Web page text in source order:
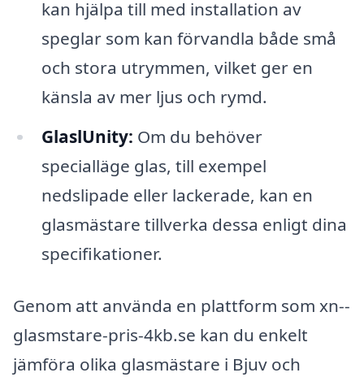
kan hjälpa till med installation av
speglar som kan förvandla både små
och stora utrymmen, vilket ger en
känsla av mer ljus och rymd.
GlaslUnity: Om du behöver
specialläge glas, till exempel
nedslipade eller lackerade, kan en
glasmästare tillverka dessa enligt dina
specifikationer.
Genom att använda en plattform som xn--
glasmstare-pris-4kb.se kan du enkelt
jämföra olika glasmästare i Bjuv och